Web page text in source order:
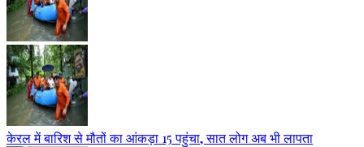
केरल में बारिश से मौतों का आंकड़ा 15 पहुंचा, सात लोग अब भी लापता